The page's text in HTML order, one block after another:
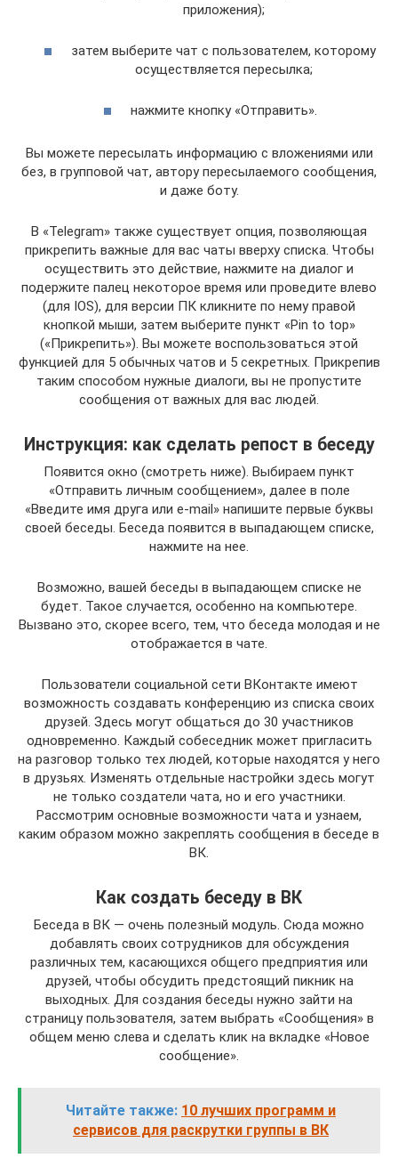
приложения);
затем выберите чат с пользователем, которому
осуществляется пересылка;
нажмите кнопку «Отправить».
Вы можете пересылать информацию с вложениями или
без, в групповой чат, автору пересылаемого сообщения,
и даже боту.
В «Telegram» также существует опция, позволяющая
прикрепить важные для вас чаты вверху списка. Чтобы
осуществить это действие, нажмите на диалог и
подержите палец некоторое время или проведите влево
(для IOS), для версии ПК кликните по нему правой
кнопкой мыши, затем выберите пункт «Pin to top»
(«Прикрепить»). Вы можете воспользоваться этой
функцией для 5 обычных чатов и 5 секретных. Прикрепив
таким способом нужные диалоги, вы не пропустите
сообщения от важных для вас людей.
Инструкция: как сделать репост в беседу
Появится окно (смотреть ниже). Выбираем пункт
«Отправить личным сообщением», далее в поле
«Введите имя друга или e-mail» напишите первые буквы
своей беседы. Беседа появится в выпадающем списке,
нажмите на нее.
Возможно, вашей беседы в выпадающем списке не
будет. Такое случается, особенно на компьютере.
Вызвано это, скорее всего, тем, что беседа молодая и не
отображается в чате.
Пользователи социальной сети ВКонтакте имеют
возможность создавать конференцию из списка своих
друзей. Здесь могут общаться до 30 участников
одновременно. Каждый собеседник может пригласить
на разговор только тех людей, которые находятся у него
в друзьях. Изменять отдельные настройки здесь могут
не только создатели чата, но и его участники.
Рассмотрим основные возможности чата и узнаем,
каким образом можно закреплять сообщения в беседе в
ВК.
Как создать беседу в ВК
Беседа в ВК — очень полезный модуль. Сюда можно
добавлять своих сотрудников для обсуждения
различных тем, касающихся общего предприятия или
друзей, чтобы обсудить предстоящий пикник на
выходных. Для создания беседы нужно зайти на
страницу пользователя, затем выбрать «Сообщения» в
общем меню слева и сделать клик на вкладке «Новое
сообщение».
Читайте также: 10 лучших программ и
сервисов для раскрутки группы в ВК